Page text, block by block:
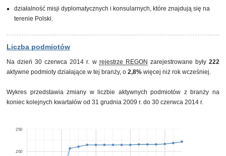
działalność misji dyplomatycznych i konsularnych, które znajdują się na
terenie Polski.
Liczba podmiotów
Na dzień 30 czerwca 2014 r. w rejestrze REGON zarejestrowane były222
aktywne podmioty działające w tej branży, o 2,8% więcej niż rok wcześniej.
Wykres przedstawia zmiany w liczbie aktywnych podmiotów z branży na
koniec kolejnych kwartałów od 31 grudnia 2009 r. do 30 czerwca 2014 r.
200
250